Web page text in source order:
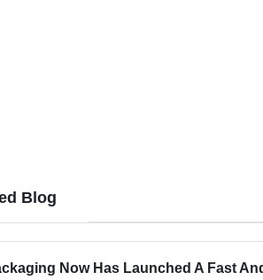
Blog
Now Has Launched A Fast